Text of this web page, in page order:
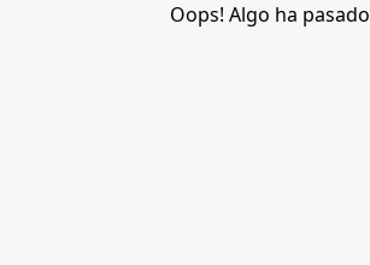
Oops! Algo ha pasado